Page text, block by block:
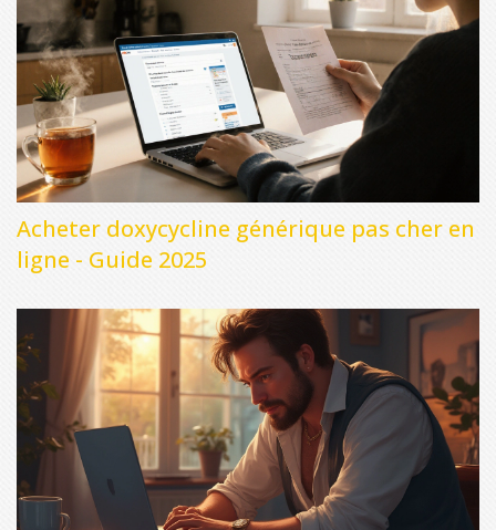
Acheter doxycycline générique pas cher en
ligne - Guide 2025